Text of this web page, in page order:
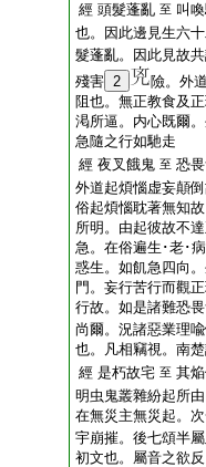
經 頭髮蓬亂 至 叫
也。因此邊見生六
髮蓬亂。因此見故
殘害 2
險。外
阻也。無正教食及
渇所逼。内心既爾
急隨之行如馳走
經 夜叉餓鬼 至 恐
外道起煩惱虚妄顛
俗起煩惱耽著無知
所明。由起彼故不
急。在俗遍生･老･
惑生。如飢急四向
門。妄行苦行而觀
行故。如是諸難恐
尚爾。況諸惡業理
也。凡相竊視。南
經 是朽故宅 至 其
明虫鬼叢雜紛起所
在無災主無災起。
宇崩摧。後七頌半
初文也。屬音之欲